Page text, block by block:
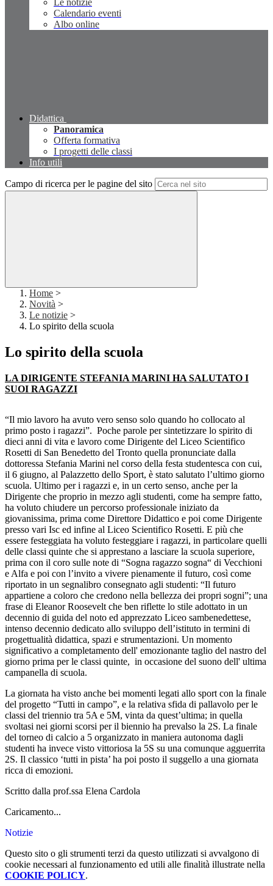
Le notizie
Calendario eventi
Albo online
Didattica
Panoramica
Offerta formativa
I progetti delle classi
Info utili
Campo di ricerca per le pagine del sito
Home >
Novità >
Le notizie >
Lo spirito della scuola
Lo spirito della scuola
LA DIRIGENTE STEFANIA MARINI HA SALUTATO I
SUOI RAGAZZI
“Il mio lavoro ha avuto vero senso solo quando ho collocato al
primo posto i ragazzi”. Poche parole per sintetizzare lo spirito di
dieci anni di vita e lavoro come Dirigente del Liceo Scientifico
Rosetti di San Benedetto del Tronto quella pronunciate dalla
dottoressa Stefania Marini nel corso della festa studentesca con cui,
il 6 giugno, al Palazzetto dello Sport, è stato salutato l’ultimo giorno
scuola. Ultimo per i ragazzi e, in un certo senso, anche per la
Dirigente che proprio in mezzo agli studenti, come ha sempre fatto,
ha voluto chiudere un percorso professionale iniziato da
giovanissima, prima come Direttore Didattico e poi come Dirigente
presso vari Isc ed infine al Liceo Scientifico Rosetti. E più che
essere festeggiata ha voluto festeggiare i ragazzi, in particolare quelli
delle classi quinte che si apprestano a lasciare la scuola superiore,
prima con il coro sulle note di “Sogna ragazzo sogna“ di Vecchioni
e Alfa e poi con l’invito a vivere pienamente il futuro, così come
riportato in un segnalibro consegnato agli studenti: “Il futuro
appartiene a coloro che credono nella bellezza dei propri sogni”; una
frase di Eleanor Roosevelt che ben riflette lo stile adottato in un
decennio di guida del noto ed apprezzato Liceo sambenedettese,
intenso decennio dedicato allo sviluppo dell’istituto in termini di
progettualità didattica, spazi e strumentazioni. Un momento
significativo a completamento dell' emozionante taglio del nastro del
giorno prima per le classi quinte, in occasione del suono dell' ultima
campanella di scuola.
La giornata ha visto anche bei momenti legati allo sport con la finale
del progetto “Tutti in campo”, e la relativa sfida di pallavolo per le
classi del triennio tra 5A e 5M, vinta da quest’ultima; in quella
svoltasi nei giorni scorsi per il biennio ha prevalso la 2S. La finale
del torneo di calcio a 5 organizzato in maniera autonoma dagli
studenti ha invece visto vittoriosa la 5S su una comunque agguerrita
2S. Il classico ‘tutti in pista’ ha poi posto il suggello a una giornata
ricca di emozioni.
Scritto dalla prof.ssa Elena Cardola
Caricamento...
Notizie
Questo sito o gli strumenti terzi da questo utilizzati si avvalgono di
cookie necessari al funzionamento ed utili alle finalità illustrate nella
COOKIE POLICY.